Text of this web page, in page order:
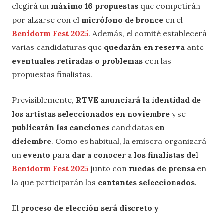
elegirá un máximo 16 propuestas que competirán
por alzarse con el micrófono de bronce en el
Benidorm Fest 2025. Además, el comité establecerá
varias candidaturas que quedarán en reserva ante
eventuales retiradas o problemas con las
propuestas finalistas.
Previsiblemente, RTVE anunciará la identidad de
los artistas seleccionados en noviembre y se
publicarán las canciones candidatas en
diciembre. Como es habitual, la emisora organizará
un evento para dar a conocer a los finalistas del
Benidorm Fest 2025 junto con ruedas de prensa en
la que participarán los cantantes seleccionados.
El proceso de elección será discreto y